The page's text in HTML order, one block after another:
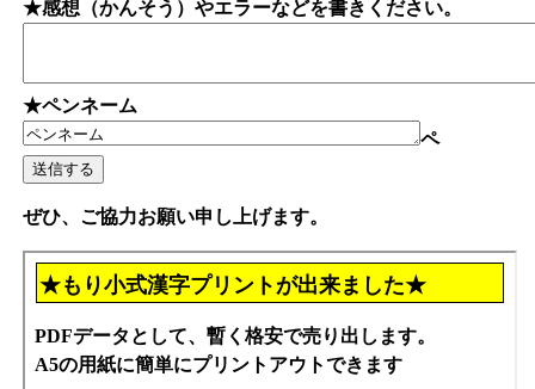
★感想（かんそう）やエラーなどを書きください。
★ペンネーム
ペ
ぜひ、ご協力お願い申し上げます。